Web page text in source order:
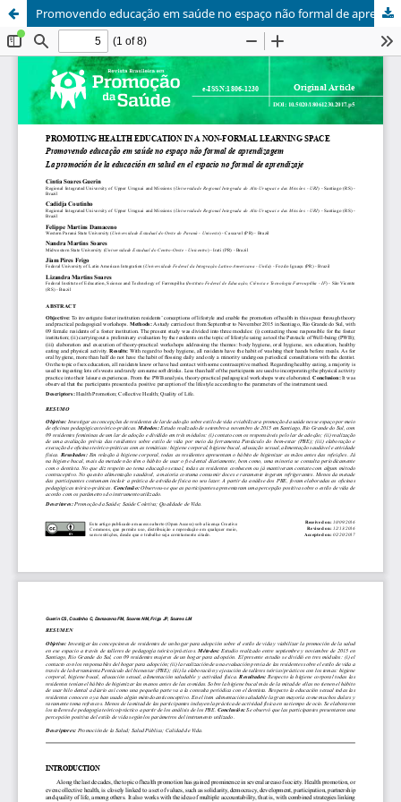
Promovendo educação em saúde no espaço não formal de aprendizagem